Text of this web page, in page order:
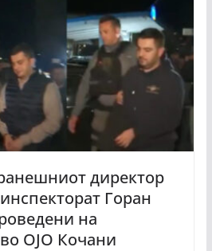
директор
Горан
на
ОЈО Кочани